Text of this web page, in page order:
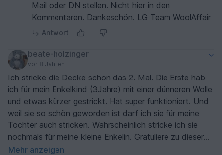
Mail oder DN stellen. Nicht hier in den
Kommentaren. Dankeschön. LG Team WoolAffair
Antwort
beate-holzinger
vor 8 Jahren
Ich stricke die Decke schon das 2. Mal. Die Erste hab
ich für mein Enkelkind (3Jahre) mit einer dünneren Wolle
und etwas kürzer gestrickt. Hat super funktioniert. Und
weil sie so schön geworden ist darf ich sie für meine
Tochter auch stricken. Wahrscheinlich stricke ich sie
nochmals für meine kleine Enkelin. Gratuliere zu dieser
tollen Anleitung. GLG Beate DANKE!!!
Mehr anzeigen